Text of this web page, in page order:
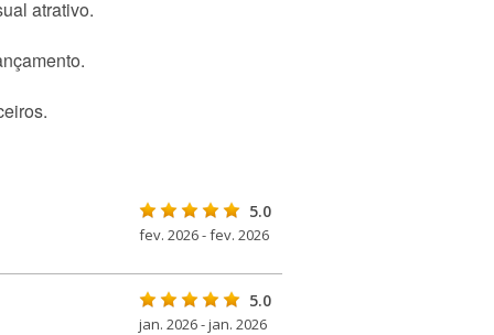
atrativo.
5.0
fev. 2026 - fev. 2026
5.0
jan. 2026 - jan. 2026